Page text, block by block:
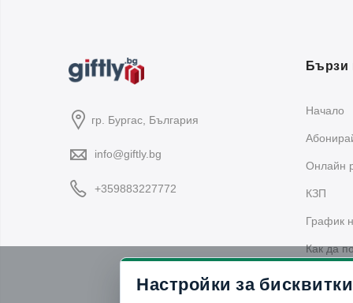
гр. Бургас, България
info@giftly.bg
+359883227772
Бързи
Начало
Oнлайн
КЗП
График
Как да
Настройки за бисквитки